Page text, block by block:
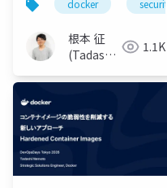
トを隔離されたサンド
ボックス環境で実行 〜
docker security
根本 征
(Tadashi
1.1K